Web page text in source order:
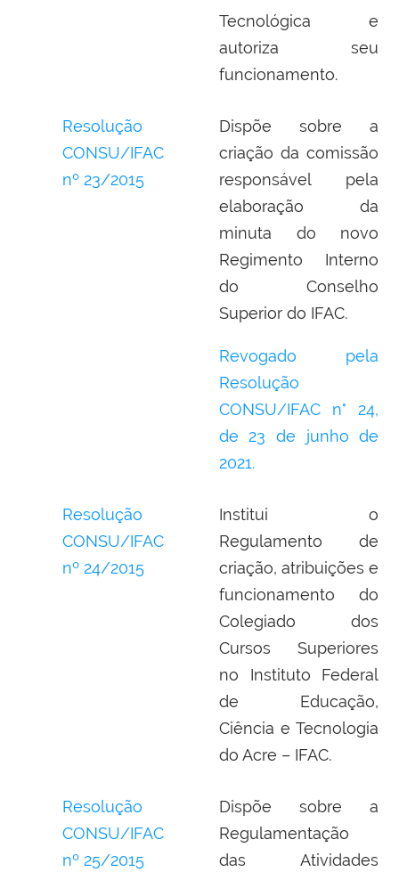
Tecnológica e
autoriza seu
funcionamento.
Resolução
CONSU/IFAC
nº 23/2015
Dispõe sobre a
criação da comissão
responsável pela
elaboração da
minuta do novo
Regimento Interno
do Conselho
Superior do IFAC.
Revogado pela
Resolução
CONSU/IFAC n° 24,
de 23 de junho de
2021.
Resolução
CONSU/IFAC
nº 24/2015
Institui o
Regulamento de
criação, atribuições e
funcionamento do
Colegiado dos
Cursos Superiores
no Instituto Federal
de Educação,
Ciência e Tecnologia
do Acre – IFAC.
Resolução
CONSU/IFAC
nº 25/2015
Dispõe sobre a
Regulamentação
das Atividades